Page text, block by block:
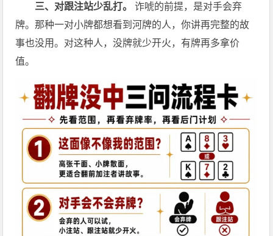
三、对跟注站少乱打。
诈唬的前提，是对手会弃
牌。那种一对小牌都想看到河牌的人，你讲再完整的故
事也没用。对这种人，没牌就少开火，有牌再多拿价
值。